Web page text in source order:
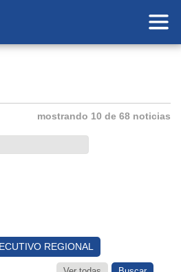
mostrando 10 de 68 noticias
REGIONAL